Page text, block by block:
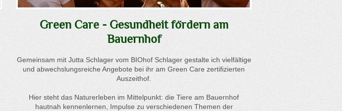
Green Care - Gesundheit fördern am
Bauernhof
Gemeinsam mit Jutta Schlager vom BIOhof Schlager gestalte ich vielfältige
und abwechslungsreiche Angebote bei ihr am Green Care zertifizierten
Auszeithof.
Hier steht das Naturerleben im Mittelpunkt: die Tiere am Bauernhof
hautnah kennenlernen, Impulse zu verschiedenen Themen der